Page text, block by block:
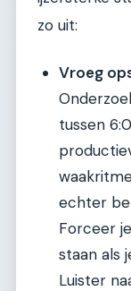
zo uit:
Vroeg
tussen
echter
Forceer
staan als
Luister